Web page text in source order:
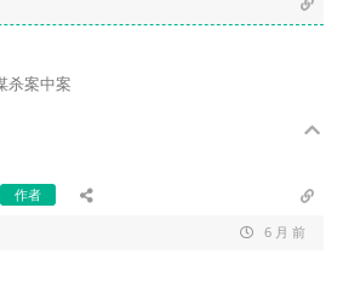
杀案中案
作者
6 月 前